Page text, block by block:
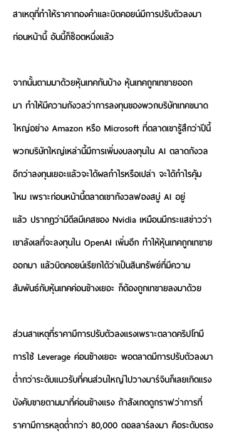
สาเหตุที่ทำให้ราคาทองคำและบิตคอยน์มีการปรับตัวลงมา
ก่อนหน้านี้ อันนี้ก็ช็อตหนึ่งแล้ว
จากนั้นตามมาด้วยหุ้นเทคกันบ้าง หุ้นเทคถูกเทขายออก
มา ทำให้มีความกังวลว่าการลงทุนของพวกบริษัทเทคขนาด
ใหญ่อย่าง Amazon หรือ Microsoft ที่ตลาดเขารู้สึกว่าปีนี้
พวกบริษัทใหญ่เหล่านี้มีการเพิ่มงบลงทุนใน AI ตลาดกังวล
อีกว่าลงทุนเยอะแล้วจะได้ผลกำไรหรือเปล่า จะได้กำไรคุ้ม
ไหม เพราะก่อนหน้านี้ตลาดเขากังวลฟองสบู่ AI อยู่
แล้ว ปรากฏว่ามีดีลมีเคสของ Nvidia เหมือนมีกระแสข่าวว่า
เขาลังเลที่จะลงทุนใน OpenAI เพิ่มอีก ทำให้หุ้นเทคถูกเทขาย
ออกมา แล้วบิตคอยน์เรียกได้ว่าเป็นสินทรัพย์ที่มีความ
สัมพันธ์กับหุ้นเทคค่อนข้างเยอะ ก็ต้องถูกเทขายลงมาด้วย
ส่วนสาเหตุที่ราคามีการปรับตัวลงแรงเพราะตลาดคริปโทมี
การใช้ Leverage ค่อนข้างเยอะ พอตลาดมีการปรับตัวลงมา
ต่ำกว่าระดับแนวรับที่คนส่วนใหญ่ไปวางมาร์จินก็เลยเกิดแรง
บังคับขายตามมาที่ค่อนข้างแรง ถ้าสังเกตดูกราฟว่าการที่
ราคามีการหลุดต่ำกว่า 80,000 ดอลลาร์ลงมา คือระดับตรง